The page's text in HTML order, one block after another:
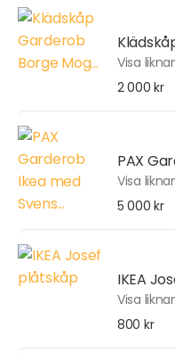
Visa
2 000 kr
PAX
Visa
5 000 kr
IKEA
Visa
800 kr